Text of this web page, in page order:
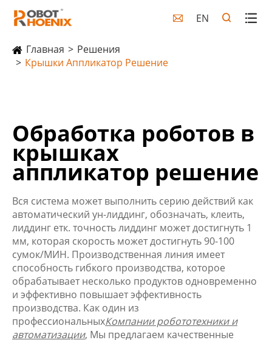
 EN
Главная
Решения
Крышки Аппликатор Решение
Обработка роботов в
крышках
аппликатор решение
Вся система может выполнить серию действий как
автоматический ун-лиддинг, обозначать, клеить,
лиддинг етк. точность лиддинг может достигнуть 1
мм, которая скорость может достигнуть 90-100
сумок/МИН. Производственная линия имеет
способность гибкого производства, которое
обрабатывает несколько продуктов одновременно
и эффективно повышает эффективность
производства. Как один из
профессиональныхКомпании робототехники и
автоматизации, Мы предлагаем качественные